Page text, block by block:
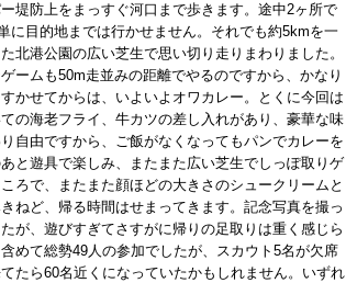
堤防上をまっすぐ河口まで歩きます。途中2ヶ所で
に目的地までは行かせません。それでも約5kmを一
北港公園の広い芝生で思い切り走りまわりました。
ームも50m走並みの距離でやるのですから、かなり
かせてからは、いよいよオワカレー。とくに今回は
の海老フライ、牛カツの差し入れがあり、豪華な味
自由ですから、ご飯がなくなってもパンでカレーを
と遊具で楽しみ、またまた広い芝生でしっぽ取りゲ
ろで、またまた顔ほどの大きさのシュークリームと
ねど、帰る時間はせまってきます。記念写真を撮っ
が、遊びすぎてさすがに帰りの足取りは重く感じら
めて総勢49人の参加でしたが、スカウト5名が欠席
たら60名近くになっていたかもしれません。いずれ